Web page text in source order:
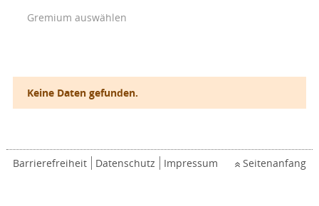
Gremium auswählen
Keine Daten gefunden.
Barrierefreiheit Datenschutz Impressum Seitenanfang